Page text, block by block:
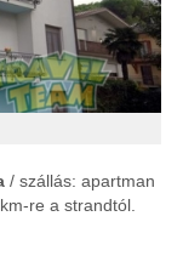
/ szállás: apartman
re a strandtól.